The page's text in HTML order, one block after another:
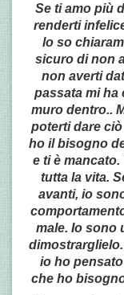
Se ti amo più
renderti
lo so
sicuro di non
non averti
passata mi ha
muro dentro..
poterti dare
ho il bisogno
e ti è
tutta la vita.
avanti, io
male. Io sono
io ho
che ho